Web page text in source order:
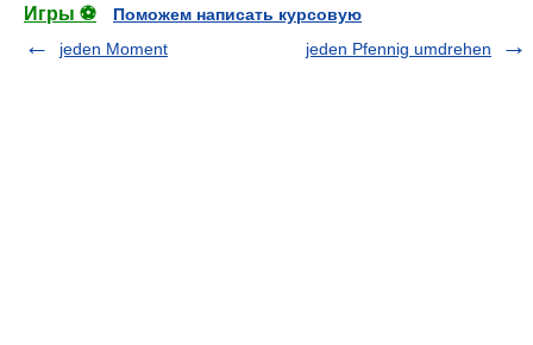
Игры ⚽
Поможем написать курсовую
jeden Moment
jeden Pfennig umdrehen